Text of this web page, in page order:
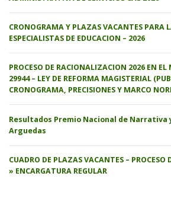
CRONOGRAMA Y PLAZAS VACANTES PARA
ESPECIALISTAS DE EDUCACION – 2026
PROCESO DE RACIONALIZACION 2026 EN EL
29944 – LEY DE REFORMA MAGISTERIAL
CRONOGRAMA, PRECISIONES Y MARCO
Resultados Premio Nacional de Narrativa
Arguedas
CUADRO DE PLAZAS VACANTES – PROCESO
» ENCARGATURA REGULAR